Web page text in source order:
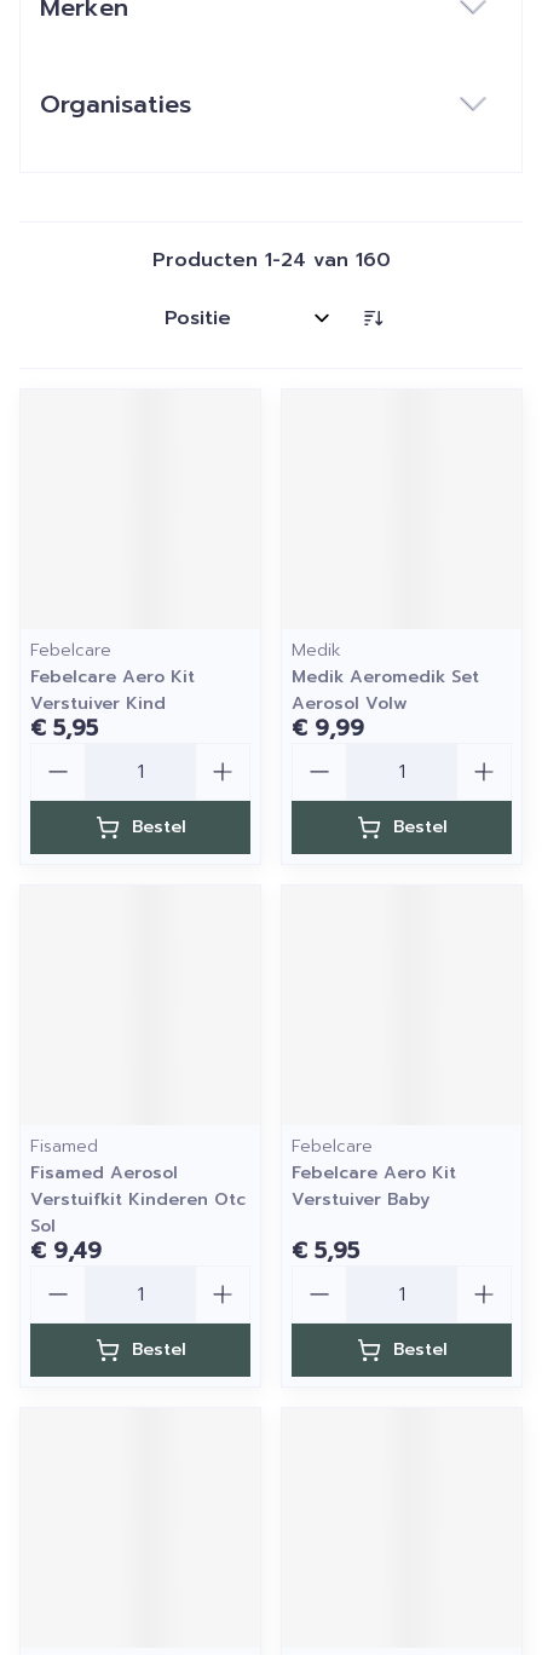
Merken
Organisaties
Producten 1-24 van 160
Sorteer op:
Febelcare
Febelcare Aero Kit
Verstuiver Kind
€ 5,95
Bestel
Medik
Medik Aeromedik Set
Aerosol Volw
€ 9,99
Bestel
Fisamed
Fisamed Aerosol
Verstuifkit Kinderen Otc
Sol
€ 9,49
Bestel
Febelcare
Febelcare Aero Kit
Verstuiver Baby
€ 5,95
Bestel